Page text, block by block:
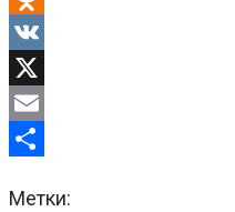
Odnoklassniki
VK
X
Email
Метки: